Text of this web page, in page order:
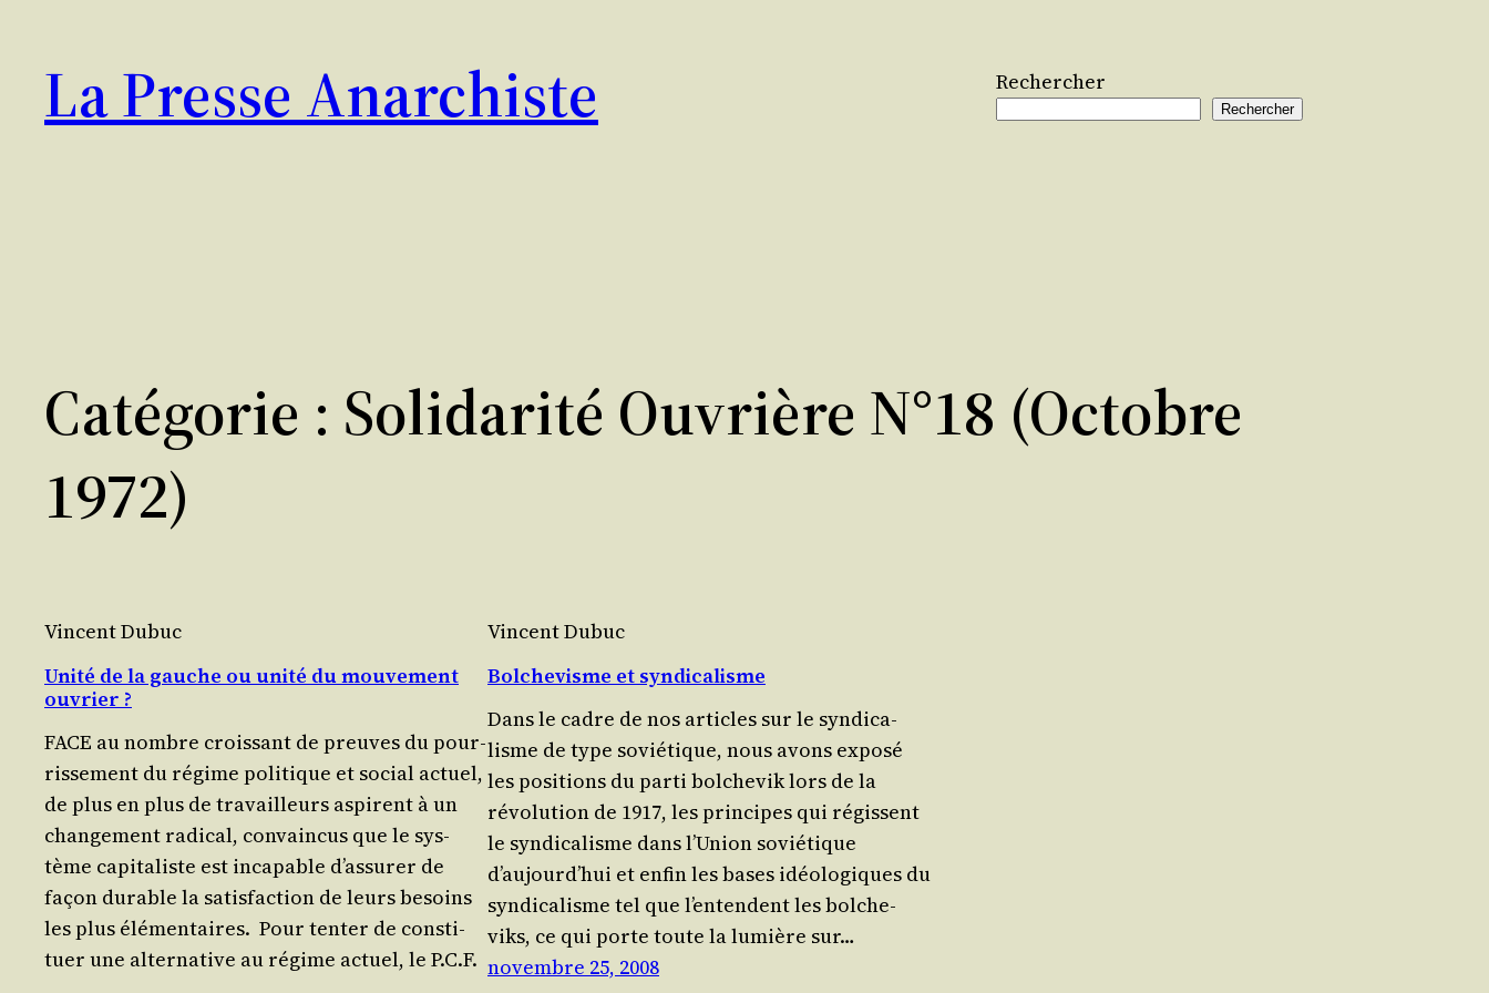
contenu
La Presse Anarchiste Rechercher
Rechercher
Catégorie : Solidarité Ouvrière N°18 (octobre
1972)
Vincent Dubuc
Unité de la gauche ou unité du mouvement
ouvrier ?
FACE au nombre crois­sant de preuves du pour­
ris­se­ment du régime poli­tique et social actuel,
de plus en plus de tra­vailleurs aspirent à un
chan­ge­ment radi­cal, convain­cus que le sys­
tème capi­ta­liste est inca­pable d’as­su­rer de
façon durable la satis­fac­tion de leurs besoins
les plus élémentaires. Pour ten­ter de consti­
tuer une alter­na­tive au régime actuel, le P.C.F.
Vincent Dubuc
Bolchevisme et syndicalisme
Dans le cadre de nos articles sur le syn­di­ca­
lisme de type sovié­tique, nous avons expo­sé
les posi­tions du par­ti bol­che­vik lors de la
révo­lu­tion de 1917, les prin­cipes qui régissent
le syn­di­ca­lisme dans l’Union sovié­tique
d’aujourd’hui et enfin les bases idéo­lo­giques du
syn­di­ca­lisme tel que l’entendent les bol­che­
viks, ce qui porte toute la lumière sur…
novembre 25, 2008